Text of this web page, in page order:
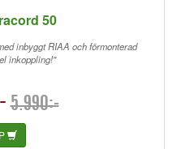
50
inbyggt RIAA och förmonterad
inkoppling!"
5.990:-